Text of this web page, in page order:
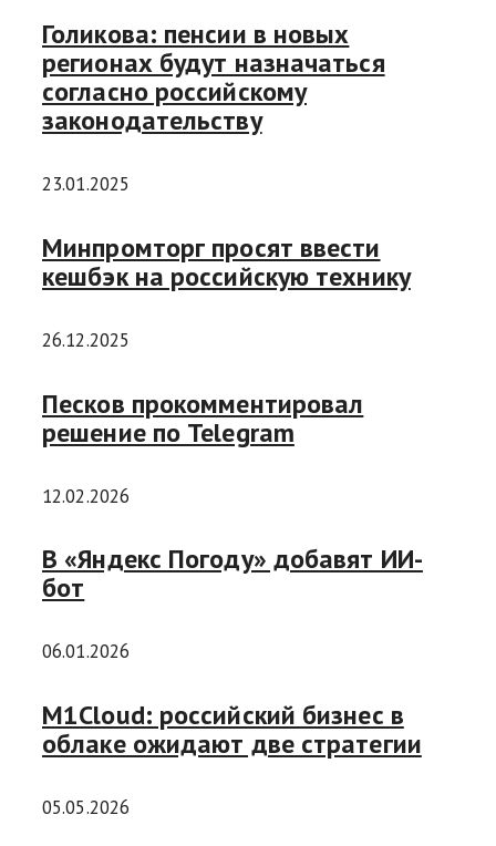
Голикова: пенсии в новых
регионах будут назначаться
согласно российскому
законодательству
23.01.2025
Минпромторг просят ввести
кешбэк на российскую технику
26.12.2025
Песков прокомментировал
решение по Telegram
12.02.2026
В «Яндекс Погоду» добавят ИИ-
бот
06.01.2026
M1Cloud: российский бизнес в
облаке ожидают две стратегии
05.05.2026